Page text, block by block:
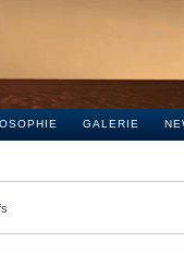
GALERIE